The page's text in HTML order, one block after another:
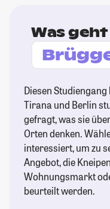
Was geht
Diesen
Tirana und Berlin
gefragt, was sie
Orten denken.
interessiert, um zu
Angebot, die
Wohnungsmarkt
beurteilt werden.